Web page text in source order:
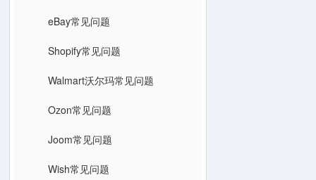
eBay常见问题
Shopify常见问题
Walmart沃尔玛常见问题
Ozon常见问题
Joom常见问题
Wish常见问题